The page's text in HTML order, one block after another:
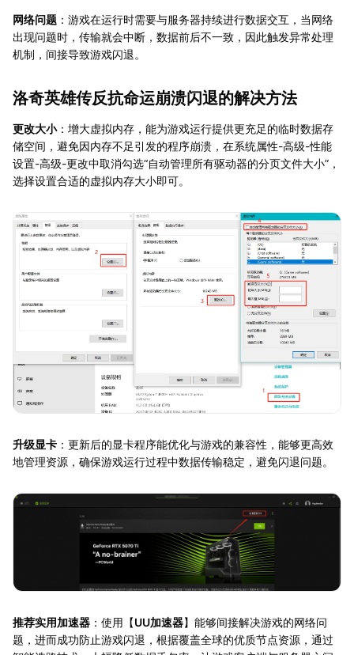
网络问题 ：游戏在运行时需要与服务器持续进行数据交互，当网络
出现问题时，传输就会中断，数据前后不一致，因此触发异常处理
机制，间接导致游戏闪退。
洛奇英雄传反抗命运崩溃闪退的解决方法
更改大小：增大虚拟内存，能为游戏运行提供更充足的临时数据存
储空间，避免因内存不足引发的程序崩溃，在系统属性-高级-性能
设置-高级-更改中取消勾选“自动管理所有驱动器的分页文件大小”，
选择设置合适的虚拟内存大小即可。
升级显卡 ：更新后的显卡程序能优化与游戏的兼容性，能够更高效
地管理资源，确保游戏运行过程中数据传输稳定，避免闪退问题。
推荐实用加速器 ：使用【UU加速器】能够间接解决游戏的网络问
题，进而成功防止游戏闪退，根据覆盖全球的优质节点资源，通过